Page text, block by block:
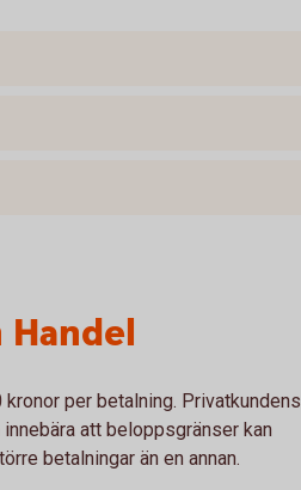
per betalning. Privatkundens
att beloppsgränser kan
betalningar än en annan.